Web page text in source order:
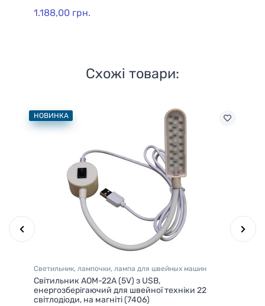
1.188,00 грн.
Схожі товари:
НОВИНКА
Светильник, лампочки, лампа для швейных машин
Світильник AOM-22A (5V) з USB,
енергозберігаючий для швейної техніки 22
світлодіоди, на магніті (7406)